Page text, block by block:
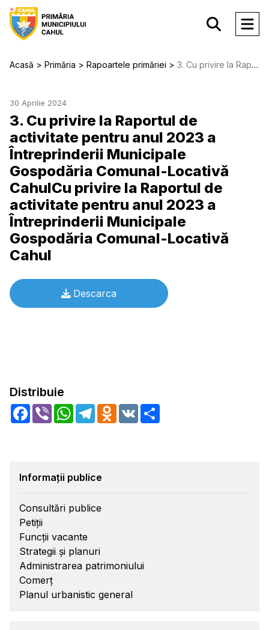
Acasă Primăria Rapoartele primăriei 3. Cu privire la Raportul de activitate pentru anul 2023 a Întreprinderii Municipale Gospodăria Comunal-Locativă CahulCu privire la Raportul de activitate pentru anul 2023 a Întreprinderii Municipale Gospodăria Comunal-Locativă Cahul
30 Aprilie 2024
3. Cu privire la Raportul de
activitate pentru anul 2023 a
Întreprinderii Municipale
Gospodăria Comunal-Locativă
CahulCu privire la Raportul de
activitate pentru anul 2023 a
Întreprinderii Municipale
Gospodăria Comunal-Locativă
Cahul
Descarca
Distribuie
Facebook
Viber WhatsApp
TelegramOdnoklassniki
VK
Informații publice
Consultări publice
Petiții
Funcții vacante
Strategii și planuri
Administrarea patrimoniului
Comerț
Planul urbanistic general